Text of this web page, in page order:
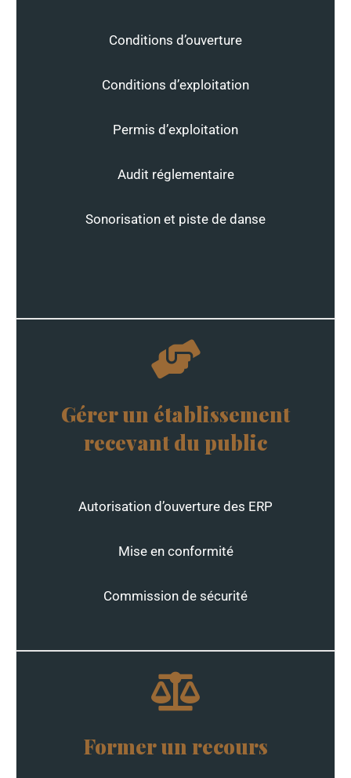
Conditions d’ouverture
Conditions d’exploitation
Permis d’exploitation
Audit réglementaire
Sonorisation et piste de danse
Gérer un établissement
recevant du public
Autorisation d’ouverture des ERP
Mise en conformité
Commission de sécurité
Former un recours